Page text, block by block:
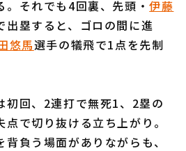
ファローズ
クホークス
。それでも4回裏、先頭・伊藤
出塁すると、ゴロの間に進
悠馬選手の犠飛で1点を先制
初回、2連打で無死1、2塁の
で切り抜ける立ち上がり。
負う場面がありながらも、